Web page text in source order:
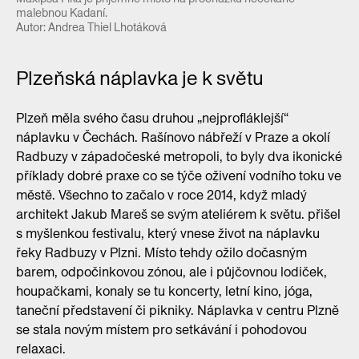
malebnou Kadaní.
Autor: Andrea Thiel Lhotáková
Plzeňská náplavka je k světu
Plzeň měla svého času druhou „nejprofláklejší“
náplavku v Čechách. Rašínovo nábřeží v Praze a okolí
Radbuzy v západočeské metropoli, to byly dva ikonické
příklady dobré praxe co se týče oživení vodního toku ve
městě. Všechno to začalo v roce 2014, když mladý
architekt Jakub Mareš se svým ateliérem k světu. přišel
s myšlenkou festivalu, který vnese život na náplavku
řeky Radbuzy v Plzni. Místo tehdy ožilo dočasným
barem, odpočinkovou zónou, ale i půjčovnou lodiček,
houpačkami, konaly se tu koncerty, letní kino, jóga,
taneční představení či pikniky. Náplavka v centru Plzně
se stala novým místem pro setkávání i pohodovou
relaxaci.